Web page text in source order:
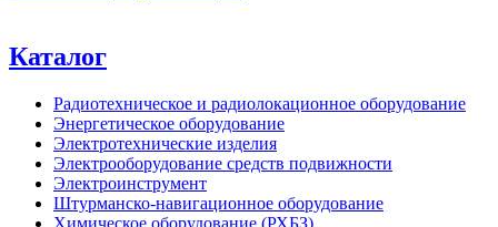
Каталог
Радиотехническое и радиолокационное оборудование
Энергетическое оборудование
Электротехнические изделия
Электрооборудование средств подвижности
Электроинструмент
Штурманско-навигационное оборудование
Химическое оборудование (РХБЗ)